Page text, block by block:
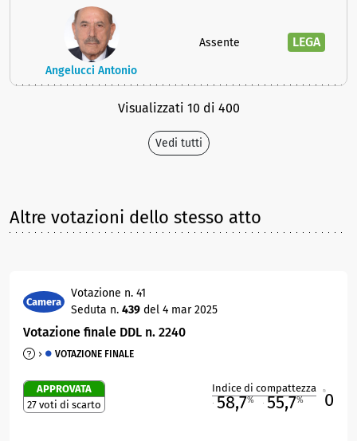
Angelucci Antonio
Assente LEGA
Visualizzati 10 di 400
Vedi tutti
Altre votazioni dello stesso atto
Camera
Votazione n. 41
Seduta n. 439 del 4 mar 2025
Votazione finale DDL n. 2240
VOTAZIONE FINALE
APPROVATA
27 voti di scarto
Indice di compattezza
58,7% 55,7% 0